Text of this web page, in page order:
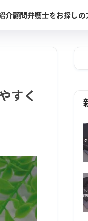
介顧問弁護士をお探しの
すく